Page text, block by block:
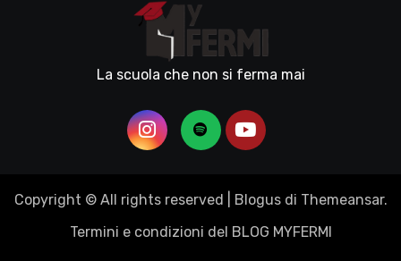
La scuola che non si ferma mai
Copyright © All rights reserved Blogusdi Themeansar.
Termini e condizioni del BLOG MYFERMI